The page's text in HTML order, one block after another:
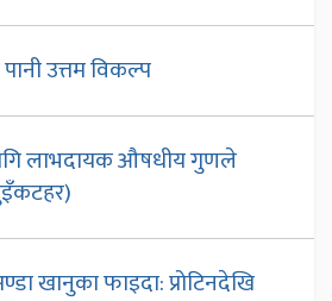
उत्तम विकल्प
लाभदायक औषधीय गुणले
खानुका फाइदा: प्रोटिनदेखि